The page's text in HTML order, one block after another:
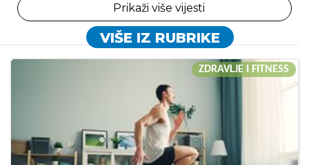
Prikaži više vijesti
VIŠE IZ RUBRIKE
ZDRAVLJE I FITNESS